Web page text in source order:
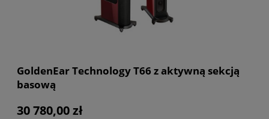
GoldenEar Technology T66 z aktywną sekcją
basową
30 780,00 zł